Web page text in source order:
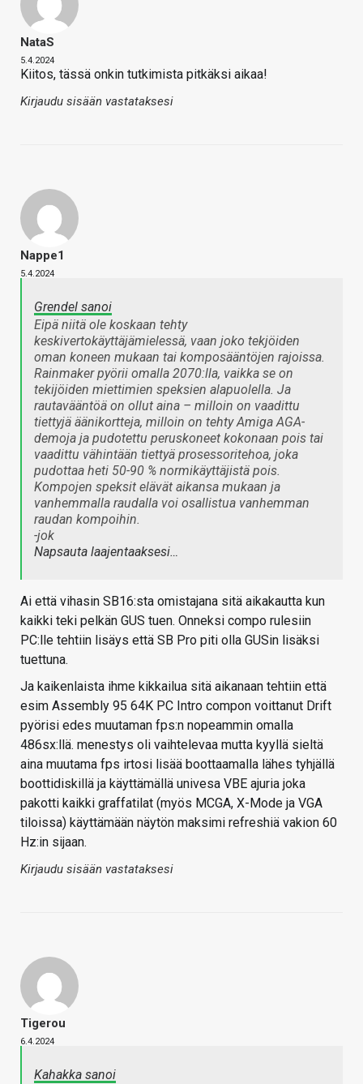
NataS
5.4.2024
Kiitos, tässä onkin tutkimista pitkäksi aikaa!
Kirjaudu sisään vastataksesi
Nappe1
5.4.2024
Grendel sanoi
Eipä niitä ole koskaan tehty
keskivertokäyttäjämielessä, vaan joko tekjöiden
oman koneen mukaan tai komposääntöjen rajoissa.
Rainmaker pyörii omalla 2070:lla, vaikka se on
tekijöiden miettimien speksien alapuolella. Ja
rautavääntöä on ollut aina – milloin on vaadittu
tiettyjä äänikortteja, milloin on tehty Amiga AGA-
demoja ja pudotettu peruskoneet kokonaan pois tai
vaadittu vähintään tiettyä prosessoritehoa, joka
pudottaa heti 50-90 % normikäyttäjistä pois.
Kompojen speksit elävät aikansa mukaan ja
vanhemmalla raudalla voi osallistua vanhemman
raudan kompoihin.
-jok
Napsauta laajentaaksesi…
Ai että vihasin SB16:sta omistajana sitä aikakautta kun
kaikki teki pelkän GUS tuen. Onneksi compo rulesiin
PC:lle tehtiin lisäys että SB Pro piti olla GUSin lisäksi
tuettuna.
Ja kaikenlaista ihme kikkailua sitä aikanaan tehtiin että
esim Assembly 95 64K PC Intro compon voittanut Drift
pyörisi edes muutaman fps:n nopeammin omalla
486sx:llä. menestys oli vaihtelevaa mutta kyyllä sieltä
aina muutama fps irtosi lisää boottaamalla lähes tyhjällä
boottidiskillä ja käyttämällä univesa VBE ajuria joka
pakotti kaikki graffatilat (myös MCGA, X-Mode ja VGA
tiloissa) käyttämään näytön maksimi refreshiä vakion 60
Hz:in sijaan.
Kirjaudu sisään vastataksesi
Tigerou
6.4.2024
Kahakka sanoi